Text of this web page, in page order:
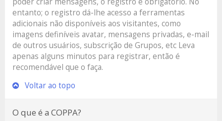
entanto; o registro dá-lhe acesso a ferramentas
adicionais não disponíveis aos visitantes, como
imagens definíveis avatar, mensagens privadas, e-mail
de outros usuários, subscrição de Grupos, etc Leva
apenas alguns minutos para registrar, então é
recomendável que o faça.
Voltar ao topo
O que é a COPPA?